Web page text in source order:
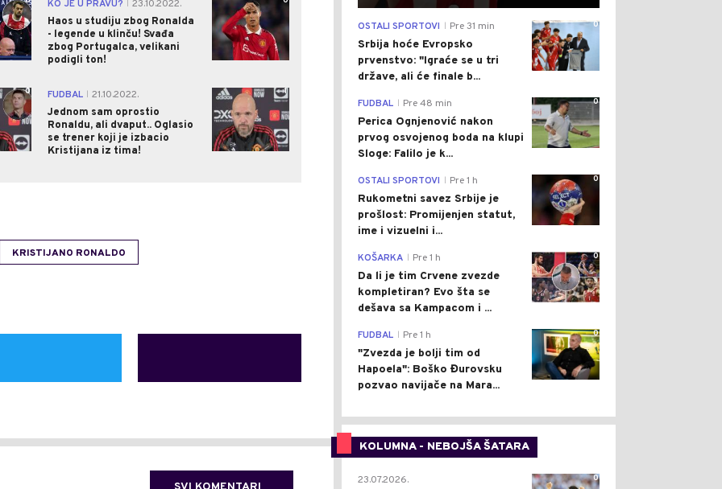
KO JE U PRAVU?
23.10.2022.
Haos u studiju zbog Ronalda
- legende u klinču! Svađa
zbog Portugalca, velikani
podigli ton!
0 FUDBAL
21.10.2022.
Jednom sam oprostio
Ronaldu, ali dvaput.. Oglasio
se trener koji je izbacio
Kristijana iz tima!
1
KRISTIJANO RONALDO
0
OSTALI SPORTOVI Pre 31 min
Srbija hoće Evropsko
prvenstvo: "Igraće se u tri
države, ali će finale b...
0
FUDBAL Pre 48 min
Perica Ognjenović nakon
prvog osvojenog boda na klupi
Sloge: Falilo je k...
0
OSTALI SPORTOVI Pre 1 h
Rukometni savez Srbije je
prošlost: Promijenjen statut,
ime i vizuelni i...
0
KOŠARKA Pre 1 h
Da li je tim Crvene zvezde
kompletiran? Evo šta se
dešava sa Kampacom i ...
0
FUDBAL Pre 1 h
"Zvezda je bolji tim od
Hapoela": Boško Đurovsku
pozvao navijače na Mara...
KOLUMNA - NEBOJŠA ŠATARA
0
23.07.2026.